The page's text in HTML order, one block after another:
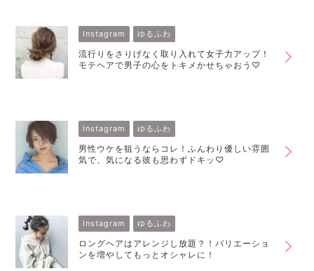
Instagram ゆるふわ
流行りをさりげなく取り入れて女子力アップ！
モテヘアで男子の心をトキメかせちゃおう♡
Instagram ゆるふわ
男性ウケを狙うならコレ！ふんわり優しい雰囲
気で、気になる彼も思わずドキッ♡
Instagram ゆるふわ
ロングヘアはアレンジし放題？！バリエーショ
ンを増やしてもっとオシャレに！